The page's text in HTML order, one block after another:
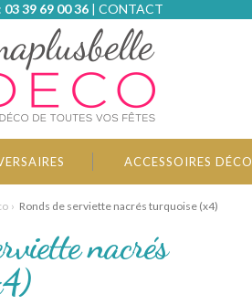
03 39 69 00 36| CONTACT
ACCESSOIRES DÉCO
Ronds de serviette nacrés turquoise (x4)
nacrés